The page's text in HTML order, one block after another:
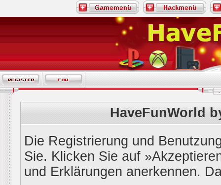
HaveFunWorld
Die Registrierung und
Sie. Klicken Sie auf
und Erklärungen anerkennen.